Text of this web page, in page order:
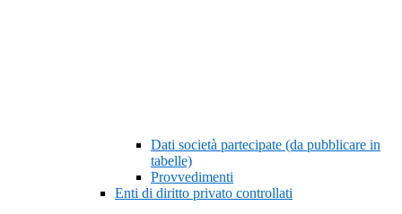
Dati società partecipate (da pubblicare in
tabelle)
Provvedimenti
Enti di diritto privato controllati